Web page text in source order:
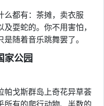
么都有：茶摊，卖衣服
耍蛇的。你不用害怕，
随着音乐跳舞罢了。
家公园
帕戈斯群岛上奇花异草荟